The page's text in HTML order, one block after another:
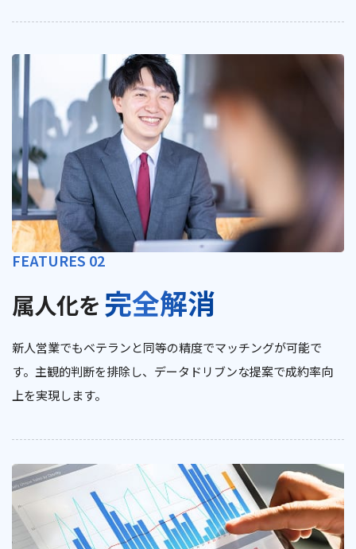
FEATURES 02
属人化を 完全解消
新人営業でもベテランと同等の精度でマッチングが可能で
す。主観的判断を排除し、データドリブンな提案で成約率向
上を実現します。